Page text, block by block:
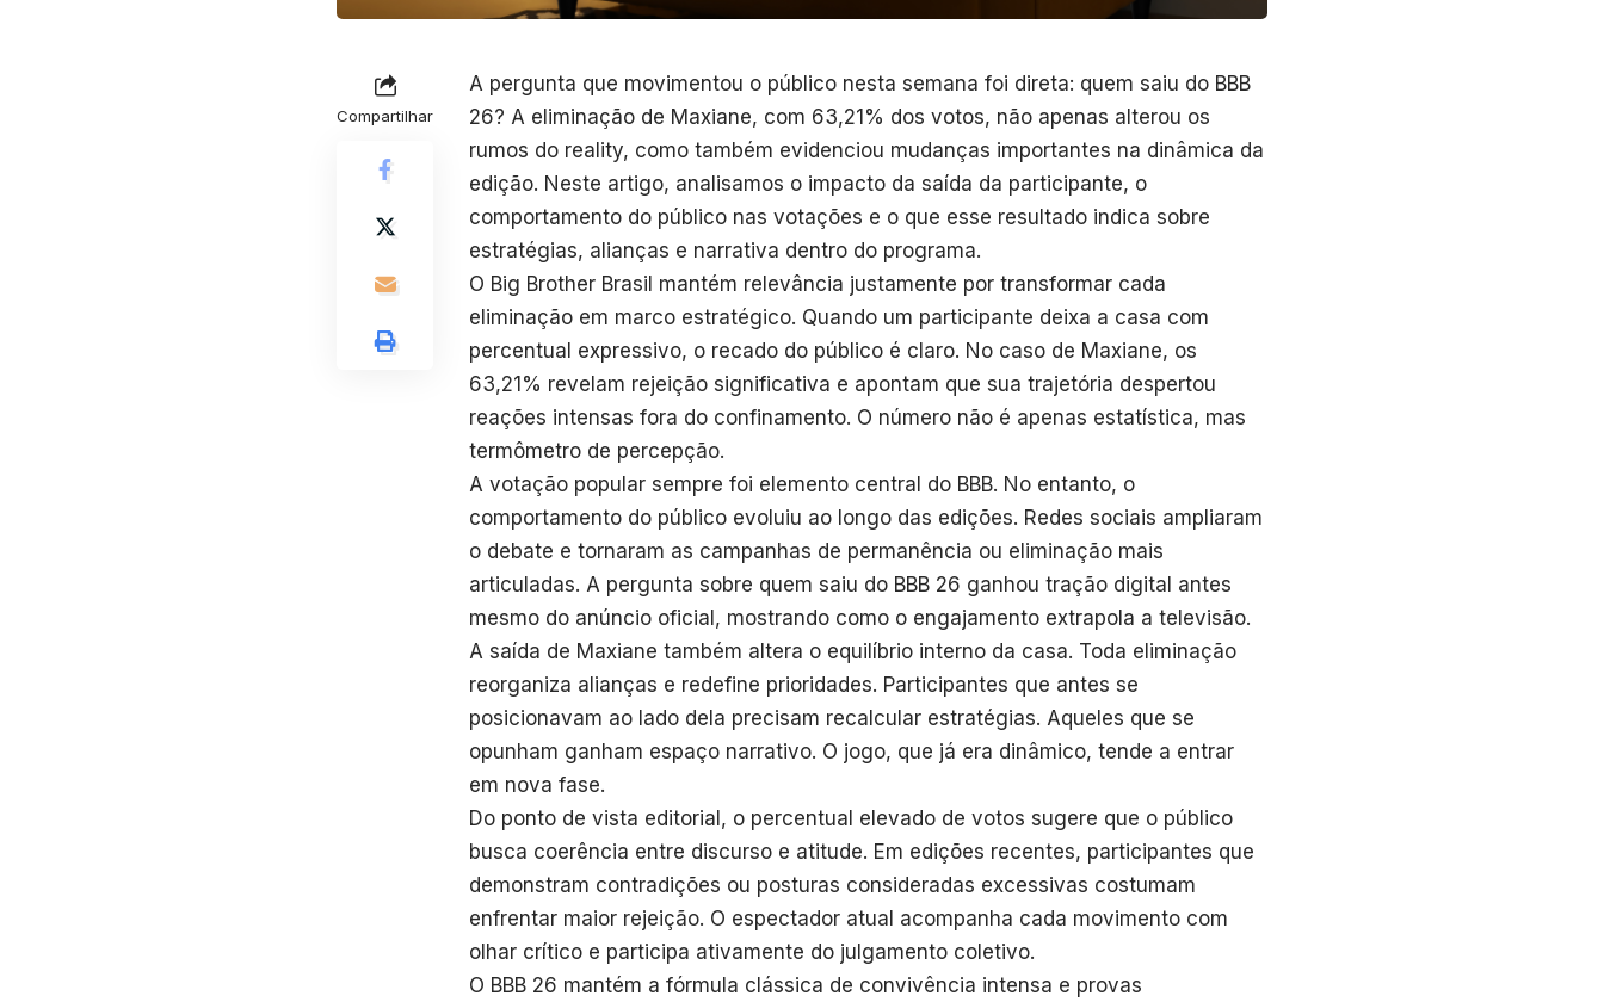
Compartilhar
A pergunta que movimentou o público nesta semana foi direta: quem saiu do BBB
26? A eliminação de Maxiane, com 63,21% dos votos, não apenas alterou os
rumos do reality, como também evidenciou mudanças importantes na dinâmica da
edição. Neste artigo, analisamos o impacto da saída da participante, o
comportamento do público nas votações e o que esse resultado indica sobre
estratégias, alianças e narrativa dentro do programa.
O Big Brother Brasil mantém relevância justamente por transformar cada
eliminação em marco estratégico. Quando um participante deixa a casa com
percentual expressivo, o recado do público é claro. No caso de Maxiane, os
63,21% revelam rejeição significativa e apontam que sua trajetória despertou
reações intensas fora do confinamento. O número não é apenas estatística, mas
termômetro de percepção.
A votação popular sempre foi elemento central do BBB. No entanto, o
comportamento do público evoluiu ao longo das edições. Redes sociais ampliaram
o debate e tornaram as campanhas de permanência ou eliminação mais
articuladas. A pergunta sobre quem saiu do BBB 26 ganhou tração digital antes
mesmo do anúncio oficial, mostrando como o engajamento extrapola a televisão.
A saída de Maxiane também altera o equilíbrio interno da casa. Toda eliminação
reorganiza alianças e redefine prioridades. Participantes que antes se
posicionavam ao lado dela precisam recalcular estratégias. Aqueles que se
opunham ganham espaço narrativo. O jogo, que já era dinâmico, tende a entrar
em nova fase.
Do ponto de vista editorial, o percentual elevado de votos sugere que o público
busca coerência entre discurso e atitude. Em edições recentes, participantes que
demonstram contradições ou posturas consideradas excessivas costumam
enfrentar maior rejeição. O espectador atual acompanha cada movimento com
olhar crítico e participa ativamente do julgamento coletivo.
O BBB 26 mantém a fórmula clássica de convivência intensa e provas